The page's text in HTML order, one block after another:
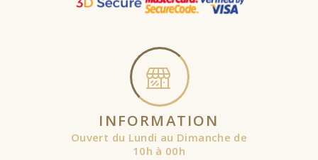
INFORMATION
Ouvert du Lundi au Dimanche de
10h à 00h